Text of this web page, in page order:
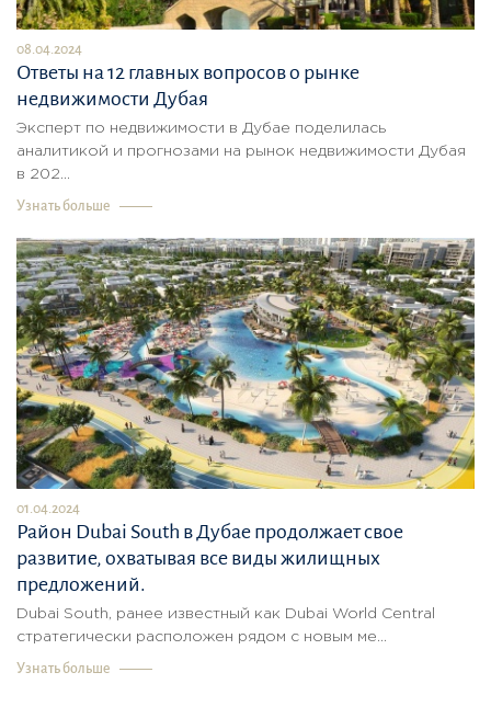
08.04.2024
Ответы на 12 главных вопросов о рынке
недвижимости Дубая
Эксперт по недвижимости в Дубае поделилась
аналитикой и прогнозами на рынок недвижимости Дубая
в 202...
Узнать больше
01.04.2024
Район Dubai South в Дубае продолжает свое
развитие, охватывая все виды жилищных
предложений.
Dubai South, ранее известный как Dubai World Central
стратегически расположен рядом с новым ме...
Узнать больше